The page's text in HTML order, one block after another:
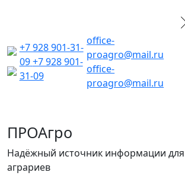
+7 928 901-31-
09+7 928 901-
31-09
office-
proagro@mail.ru
office-
proagro@mail.ru
ПРОАгро
Надёжный источник информации
аграриев